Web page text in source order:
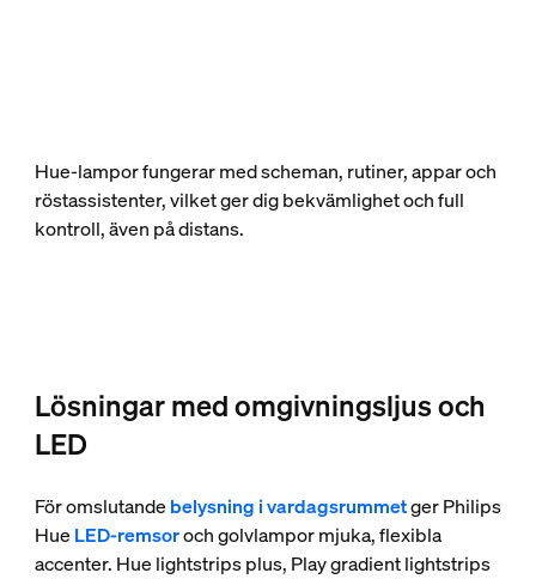
Hue-lampor fungerar med scheman, rutiner, appar och
röstassistenter, vilket ger dig bekvämlighet och full
kontroll, även på distans.
Lösningar med omgivningsljus och
LED
För omslutande belysning i vardagsrummetger Philips
Hue LED-remsoroch golvlampor mjuka, flexibla
accenter. Hue lightstrips plus, Play gradient lightstrips